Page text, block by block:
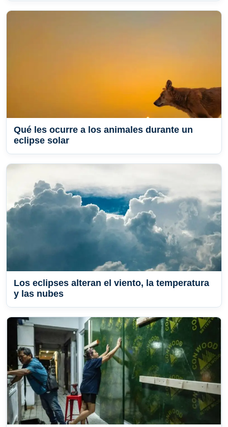
Qué les ocurre a los animales durante un
eclipse solar
Los eclipses alteran el viento, la temperatura
y las nubes